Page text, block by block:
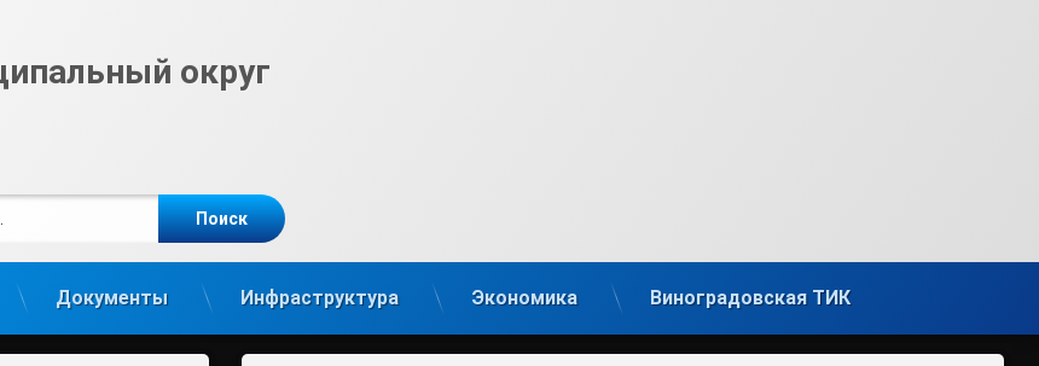
округ
Документы Инфраструктура Экономика Виноградовская ТИК